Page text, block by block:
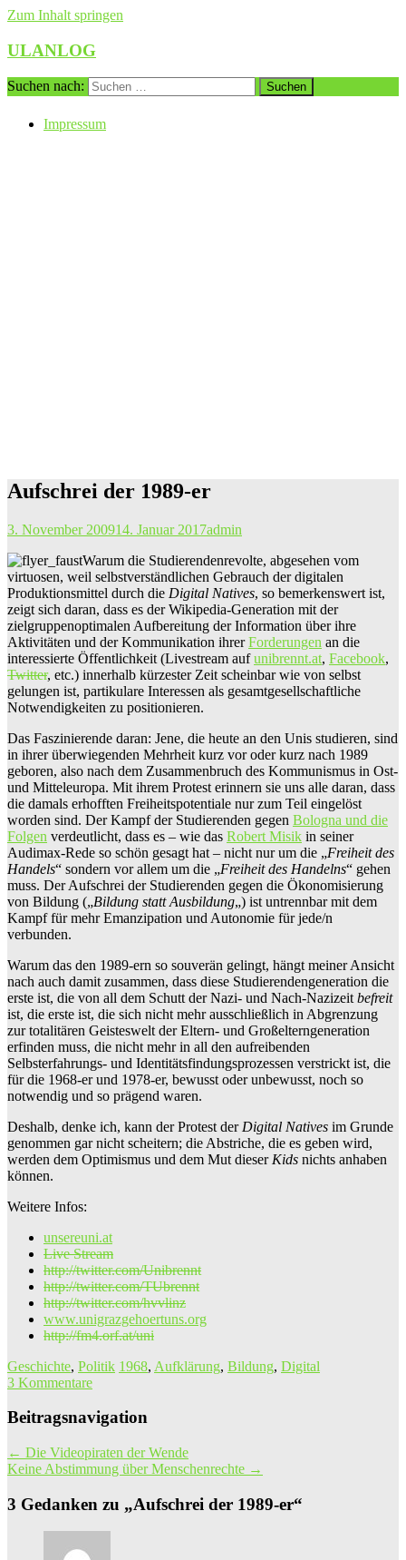
Zum Inhalt springen
ULANLOG
Suchen nach:
Impressum
Aufschrei der 1989-er
3. November 200914. Januar 2017admin
Warum die Studierendenrevolte, abgesehen vom
virtuosen, weil selbstverständlichen Gebrauch der digitalen
Produktionsmittel durch die Digital Natives, so bemerkenswert ist,
zeigt sich daran, dass es der Wikipedia-Generation mit der
zielgruppenoptimalen Aufbereitung der Information über ihre
Aktivitäten und der Kommunikation ihrerForderungen an die
interessierte Öffentlichkeit (Livestream aufunibrennt.at, Facebook,
Twitter, etc.) innerhalb kürzester Zeit scheinbar wie von selbst
gelungen ist, partikulare Interessen als gesamtgesellschaftliche
Notwendigkeiten zu positionieren.
Das Faszinierende daran: Jene, die heute an den Unis studieren, sind
in ihrer überwiegenden Mehrheit kurz vor oder kurz nach 1989
geboren, also nach dem Zusammenbruch des Kommunismus in Ost-
und Mitteleuropa. Mit ihrem Protest erinnern sie uns alle daran, dass
die damals erhofften Freiheitspotentiale nur zum Teil eingelöst
worden sind. Der Kampf der Studierenden gegen Bologna und die
Folgen verdeutlicht, dass es – wie das Robert Misik in seiner
Audimax-Rede so schön gesagt hat – nicht nur um die „Freiheit des
Handels“ sondern vor allem um die „Freiheit des Handelns“ gehen
muss. Der Aufschrei der Studierenden gegen die Ökonomisierung
von Bildung („Bildung statt Ausbildung„) ist untrennbar mit dem
Kampf für mehr Emanzipation und Autonomie für jede/n
verbunden.
Warum das den 1989-ern so souverän gelingt, hängt meiner Ansicht
nach auch damit zusammen, dass diese Studierendengeneration die
erste ist, die von all dem Schutt der Nazi- und Nach-Nazizeit befreit
ist, die erste ist, die sich nicht mehr ausschließlich in Abgrenzung
zur totalitären Geisteswelt der Eltern- und Großelterngeneration
erfinden muss, die nicht mehr in all den aufreibenden
Selbsterfahrungs- und Identitätsfindungsprozessen verstrickt ist, die
für die 1968-er und 1978-er, bewusst oder unbewusst, noch so
notwendig und so prägend waren.
Deshalb, denke ich, kann der Protest der Digital Natives im Grunde
genommen gar nicht scheitern; die Abstriche, die es geben wird,
werden dem Optimismus und dem Mut dieser Kids nichts anhaben
können.
Weitere Infos:
unsereuni.at
Live Stream
http://twitter.com/Unibrennt
http://twitter.com/TUbrennt
http://twitter.com/hvvlinz
www.unigrazgehoertuns.org
http://fm4.orf.at/uni
Geschichte, Politik 1968, Aufklärung, Bildung, Digital
3 Kommentare
Beitragsnavigation
← Die Videopiraten der Wende
Keine Abstimmung über Menschenrechte →
3 Gedanken zu „Aufschrei der 1989-er“